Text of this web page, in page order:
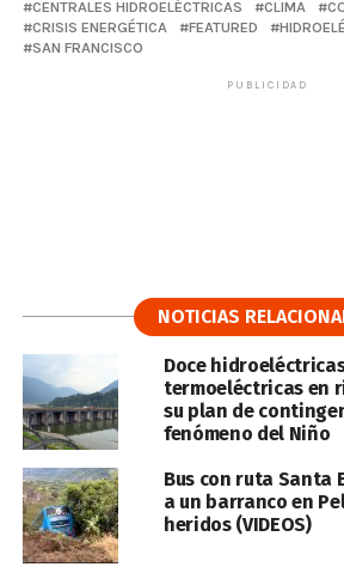
CENTRALES HIDROELÉCTRICAS CLIMA
CRISIS ENERGÉTICA
FEATURED
SAN FRANCISCO
PUBLICIDAD
NOTICIAS
Doce hidroeléctricas
termoeléctricas en
su plan de
fenómeno del Niño
Bus con ruta Santa
a un barranco en
heridos (VIDEOS)